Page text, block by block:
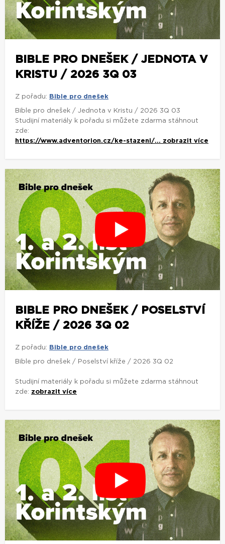
BIBLE PRO DNEŠEK / JEDNOTA V
KRISTU / 2026 3Q 03
Z pořadu: Bible pro dnešek
Bible pro dnešek / Jednota v Kristu / 2026 3Q 03
Studijní materiály k pořadu si můžete zdarma stáhnout
zde:
https://www.adventorion.cz/ke-stazeni/... zobrazit více
BIBLE PRO DNEŠEK / POSELSTVÍ
KŘÍŽE / 2026 3Q 02
Z pořadu: Bible pro dnešek
Bible pro dnešek / Poselství kříže / 2026 3Q 02
Studijní materiály k pořadu si můžete zdarma stáhnout
zde: zobrazit více